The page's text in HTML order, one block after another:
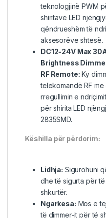
teknologjinë PWM
shiritave LED
qëndrueshëm të
aksesorëve shtesë.
DC12-24V Max
Brightness
RF Remote: Ky
telekomandë RF
rregullimin e
për shirita LED
2835SMD.
Këshilla për përdorim:
Lidhja: Sigurohuni
dhe të sigurta për
shkurtër.
Ngarkesa: Mos e
të dimmer-it për të